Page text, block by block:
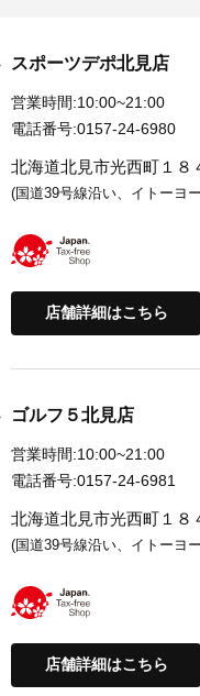
スポーツデポ北見店
営業時間:10:00~21:00
電話番号:0157-24-6980
北海道北見市光西町１８
(国道39号線沿い、イトーヨ
店舗詳細はこちら
ゴルフ５北見店
営業時間:10:00~21:00
電話番号:0157-24-6981
北海道北見市光西町１８
(国道39号線沿い、イトーヨ
店舗詳細はこちら